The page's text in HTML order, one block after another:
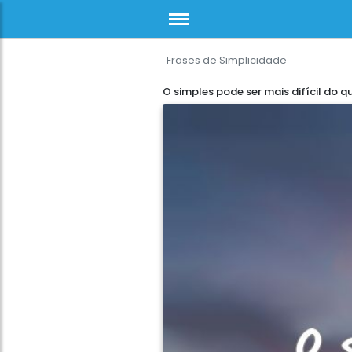
Frases de Simplicidade
O simples pode ser mais difícil do